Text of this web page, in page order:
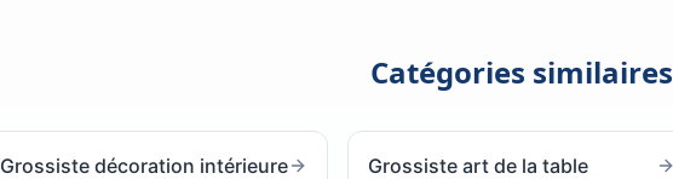
Catégories similaires
Grossiste décoration intérieure Grossiste art de la table